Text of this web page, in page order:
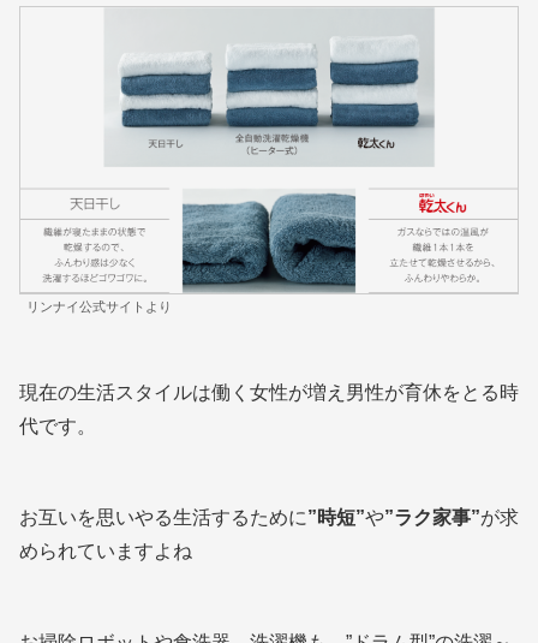
リンナイ公式サイトより
現在の生活スタイルは働く女性が増え男性が育休をとる時
代です。
お互いを思いやる生活するために”時短”や”ラク家事”が求
められていますよね